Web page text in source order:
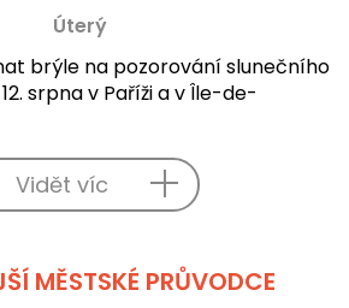
Úterý
brýle na pozorování slunečního
srpna v Paříži a v Île-de-
Vidět víc
MĚSTSKÉ PRŮVODCE